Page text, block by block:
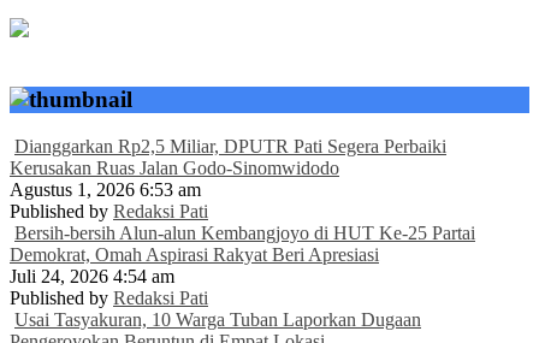
Dianggarkan Rp2,5 Miliar, DPUTR Pati Segera Perbaiki
Kerusakan Ruas Jalan Godo-Sinomwidodo
Agustus 1, 2026 6:53 am
Published by Redaksi Pati
Bersih-bersih Alun-alun Kembangjoyo di HUT Ke-25 Partai
Demokrat, Omah Aspirasi Rakyat Beri Apresiasi
Juli 24, 2026 4:54 am
Published by Redaksi Pati
Usai Tasyakuran, 10 Warga Tuban Laporkan Dugaan